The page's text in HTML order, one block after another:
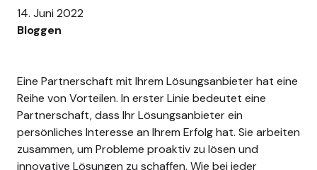
14. Juni 2022
Bloggen
Eine Partnerschaft mit Ihrem Lösungsanbieter hat eine
Reihe von Vorteilen. In erster Linie bedeutet eine
Partnerschaft, dass Ihr Lösungsanbieter ein
persönliches Interesse an Ihrem Erfolg hat. Sie arbeiten
zusammen, um Probleme proaktiv zu lösen und
innovative Lösungen zu schaffen. Wie bei jeder